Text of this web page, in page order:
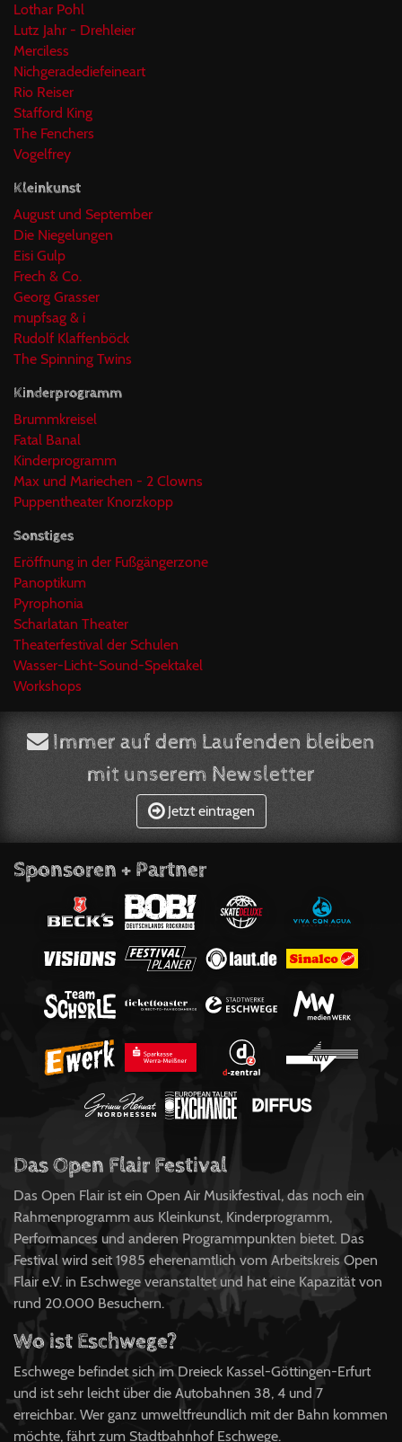
Lothar Pohl
Lutz Jahr - Drehleier
Merciless
Nichgeradediefeineart
Rio Reiser
Stafford King
The Fenchers
Vogelfrey
Kleinkunst
August und September
Die Niegelungen
Eisi Gulp
Frech & Co.
Georg Grasser
mupfsag & i
Rudolf Klaffenböck
The Spinning Twins
Kinderprogramm
Brummkreisel
Fatal Banal
Kinderprogramm
Max und Mariechen - 2 Clowns
Puppentheater Knorzkopp
Sonstiges
Eröffnung in der Fußgängerzone
Panoptikum
Pyrophonia
Scharlatan Theater
Theaterfestival der Schulen
Wasser-Licht-Sound-Spektakel
Workshops
Immer auf dem Laufenden bleiben
mit unserem Newsletter
Jetzt eintragen
Sponsoren + Partner
Das Open Flair Festival
Das Open Flair ist ein Open Air Musikfestival, das noch ein
Rahmenprogramm aus Kleinkunst, Kinderprogramm,
Performances und anderen Programmpunkten bietet. Das
Festival wird seit 1985 eherenamtlich vom Arbeitskreis Open
Flair e.V. in Eschwege veranstaltet und hat eine Kapazität von
rund 20.000 Besuchern.
Wo ist Eschwege?
Eschwege befindet sich im Dreieck Kassel-Göttingen-Erfurt
und ist sehr leicht über die Autobahnen 38, 4 und 7
erreichbar. Wer ganz umweltfreundlich mit der Bahn kommen
möchte, fährt zum Stadtbahnhof Eschwege.